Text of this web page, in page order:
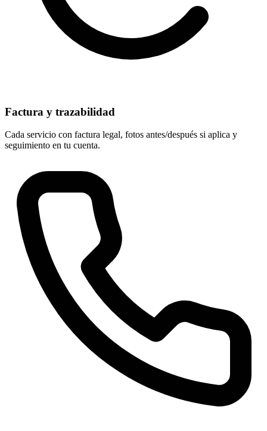
Factura y trazabilidad
Cada servicio con factura legal, fotos antes/después si aplica y
seguimiento en tu cuenta.